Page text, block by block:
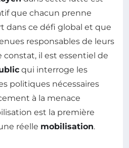
que chacun prenne
dans ce défi global et que
responsables de leurs
constat, il est essentiel de
qui interroge les
politiques nécessaires
à la menace
est la première
réelle mobilisation.